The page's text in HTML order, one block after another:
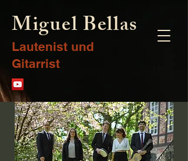
Miguel Bellas
Lautenist und
Gitarrist